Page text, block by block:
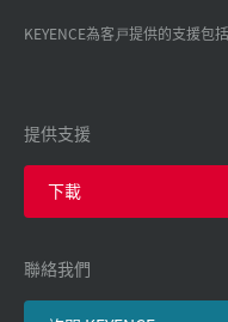
KEYENCE為客戸提供的支援包
提供支援
下載
聯絡我們